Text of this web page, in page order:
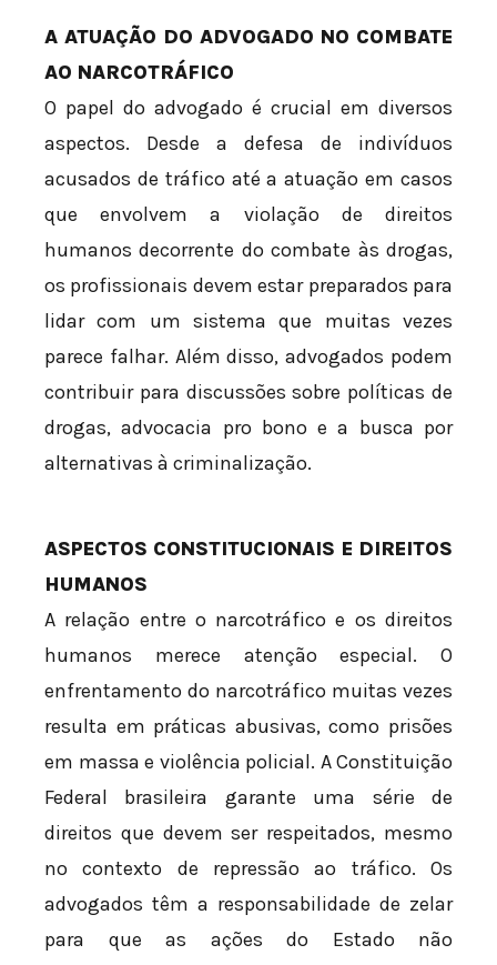
A ATUAÇÃO DO ADVOGADO NO COMBATE
AO NARCOTRÁFICO
O papel do advogado é crucial em diversos
aspectos. Desde a defesa de indivíduos
acusados de tráfico até a atuação em casos
que envolvem a violação de direitos
humanos decorrente do combate às drogas,
os profissionais devem estar preparados para
lidar com um sistema que muitas vezes
parece falhar. Além disso, advogados podem
contribuir para discussões sobre políticas de
drogas, advocacia pro bono e a busca por
alternativas à criminalização.
ASPECTOS CONSTITUCIONAIS E DIREITOS
HUMANOS
A relação entre o narcotráfico e os direitos
humanos merece atenção especial. O
enfrentamento do narcotráfico muitas vezes
resulta em práticas abusivas, como prisões
em massa e violência policial. A Constituição
Federal brasileira garante uma série de
direitos que devem ser respeitados, mesmo
no contexto de repressão ao tráfico. Os
advogados têm a responsabilidade de zelar
para que as ações do Estado não